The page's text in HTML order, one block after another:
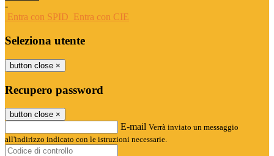
-
Entra con SPID Entra con CIE
Seleziona utente
button close ×
Recupero password
button close ×
E-mail Verrà inviato un messaggio
all'indirizzo indicato con le istruzioni necessarie.